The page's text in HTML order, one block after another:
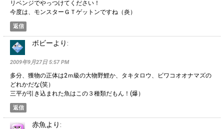
リベンジでやっつけてください！
今度は、モンスターＧＴゲットンですね（炎）
返信
ボビーより:
2009年9月27日 5:57 PM
多分、獲物の正体は2ｍ級の大物野鯉か、タキタロウ、ビワコオオナマズの
どれかだな(笑）
三平が引き込まれた魚はこの３種類だもん！(爆）
返信
赤魚 より: